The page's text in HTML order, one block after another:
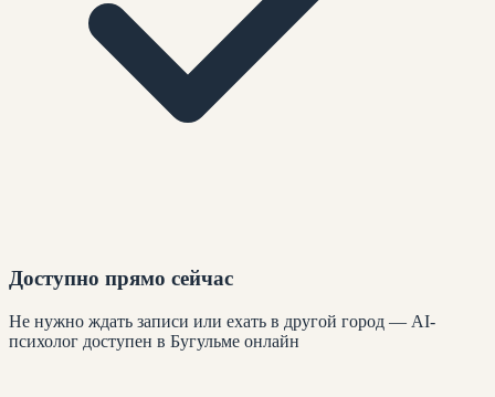
Доступно прямо сейчас
Не нужно ждать записи или ехать в другой город — AI-
психолог доступен в Бугульме онлайн